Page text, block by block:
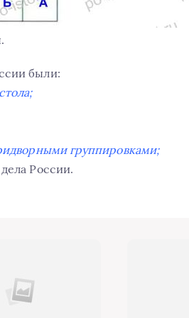
были:
группировками;
России.